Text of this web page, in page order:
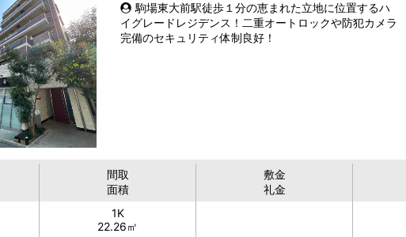
駒場東大前駅徒歩１分の恵まれた立地に位置するハ
イグレードレジデンス！二重オートロックや防犯カメラ
完備のセキュリティ体制良好！
間取
面積
敷金
礼金
1K
22.26㎡